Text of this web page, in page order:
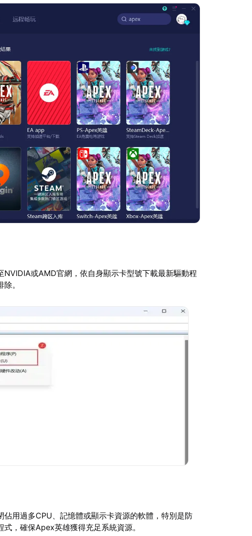
NVIDIA或AMD官網，依自身顯示卡型號下載最新驅動程
。
用過多CPU、記憶體或顯示卡資源的軟體，特別是防
，確保Apex英雄獲得充足系統資源。